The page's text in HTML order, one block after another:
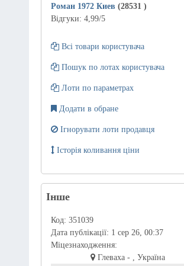
Роман 1972 Киев (28531 )
Відгуки: 4,99/5
Всі товари користувача
Пошук по лотах користувача
Лоти по параметрах
Додати в обране
Ігнорувати лоти продавця
Історія коливання ціни
Інше
Код: 351039
Дата публікації: 1 сер 26, 00:37
Міцезнаходження:
Глеваха - , Україна